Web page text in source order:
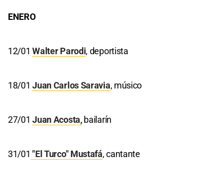
ENERO
12/01Walter Parodi, deportista
18/01Juan Carlos Saravia, músico
27/01Juan Acosta,bailarín
31/01 "El Turco" Mustafá, cantante